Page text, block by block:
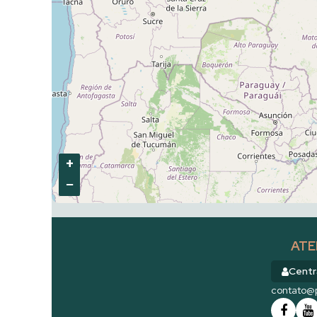
+
−